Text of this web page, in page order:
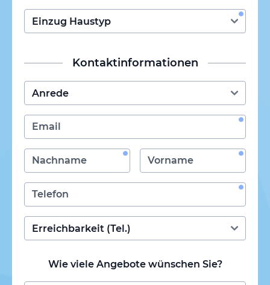
Kontaktinformationen
Wie viele Angebote wünschen Sie?